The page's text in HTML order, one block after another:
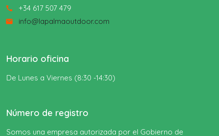
call +34 617 507 479
email info@lapalmaoutdoor.com
Horario oficina
De Lunes a Viernes (8:30 -14:30)
Número de registro
Somos una empresa autorizada por el Gobierno de